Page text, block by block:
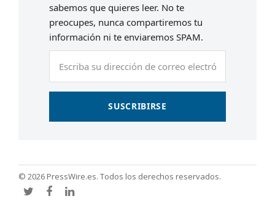
sabemos que quieres leer. No te
preocupes, nunca compartiremos tu
información ni te enviaremos SPAM.
SUSCRIBIRSE
© 2026 PressWire.es. Todos los derechos reservados.
TwitterFacebook
LinkedIn